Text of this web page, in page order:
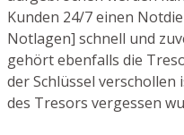
Kunden 24/7 einen
Notlagen] schnell und
gehört ebenfalls die
der Schlüssel verschollen
des Tresors vergessen